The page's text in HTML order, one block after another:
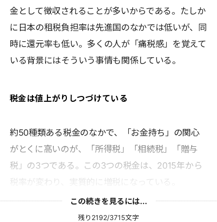
金として徴収されることが多いからである。たしか
に日本の租税負担率は先進国のなかでは低いが、同
時に還元率も低い。多くの人が「痛税感」を覚えて
いる背景にはそういう事情も関係している。
税金は値上がりしつづけている
約50種類ある税金のなかで、「お金持ち」の関心
がとくに高いのが、「所得税」「相続税」「贈与
税」の3つである。この3つの税金は、2015年から
税率が変わり、実質的に増税になっている。
この続きを見るには...
残り2192/3715文字